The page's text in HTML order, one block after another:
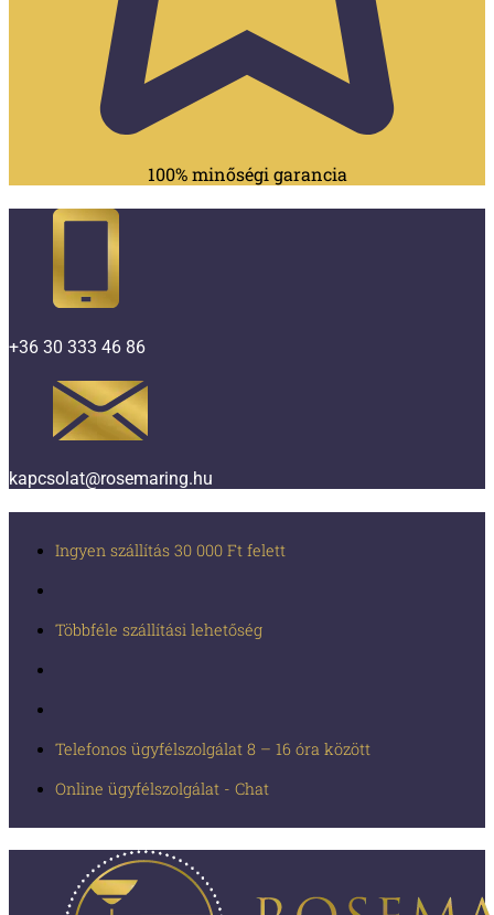
100% minőségi garancia
+36 30 333 46 86
kapcsolat@rosemaring.hu
Ingyen szállítás 30 000 Ft felett
Többféle szállítási lehetőség
Telefonos ügyfélszolgálat 8 – 16 óra között
Online ügyfélszolgálat - Chat